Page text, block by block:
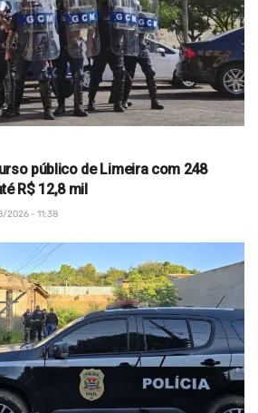
público de Limeira com 248
R$ 12,8 mil
2026 - 11:38